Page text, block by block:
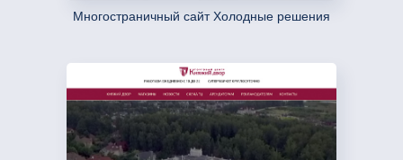
Многостраничный сайт Холодные решения